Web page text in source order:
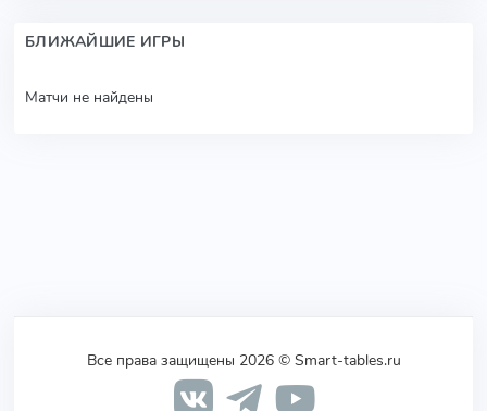
БЛИЖАЙШИЕ ИГРЫ
Матчи не найдены
Все права защищены 2026 © Smart-tables.ru